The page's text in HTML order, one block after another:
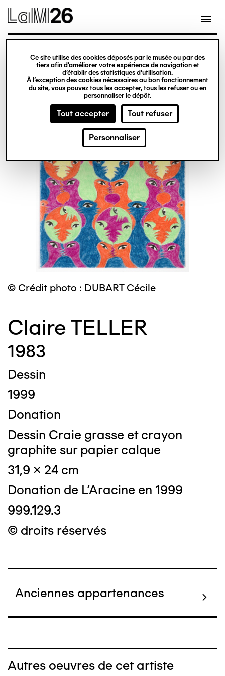
Gestion des cookies
Ce site utilise des cookies déposés par le musée ou par des
tiers afin d’améliorer votre expérience de navigation et
d’établir des statistiques d’utilisation.
À l’exception des cookies nécessaires au bon fonctionnement
du site, vous pouvez tous les accepter, tous les refuser ou en
personnaliser le dépôt.
Tout accepter Tout refuser
Personnaliser
contenu
© Crédit photo : DUBART Cécile
Claire TELLER
1983
Dessin
1999
Donation
Dessin Craie grasse et crayon
graphite sur papier calque
31,9 x 24 cm
Donation de L'Aracine en 1999
999.129.3
© droits réservés
Anciennes appartenances
Autres oeuvres de cet artiste